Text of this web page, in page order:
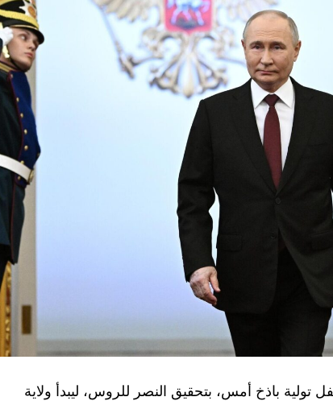
تولية باذخ أمس، بتحقيق النصر للروس، ليبدأ ولاية